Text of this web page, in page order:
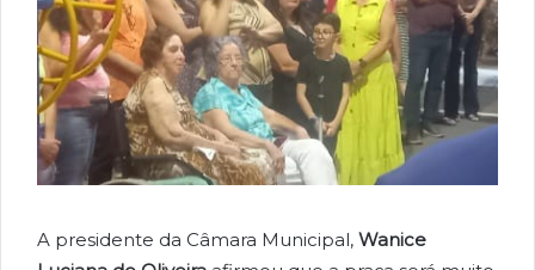
A presidente da Câmara Municipal, Wanice